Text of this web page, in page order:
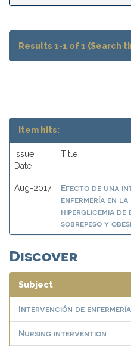
Results 1-1 of 1 (Search
Item hits:
Issue
Date
Title
Aug-2017
Efecto de una
enfermería en la
hiperglicemia
sobrepeso y
Discover
Subject
Intervención de enfermería
Nursing intervention